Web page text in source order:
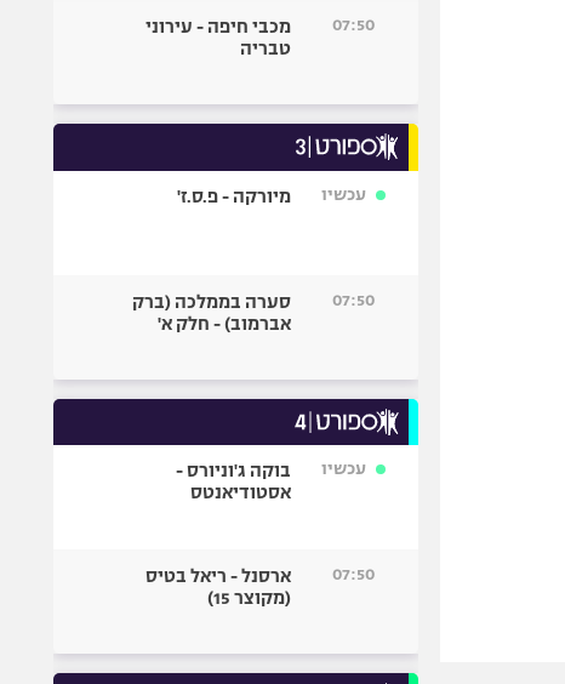
07:50
מכבי חיפה - עירוני
טבריה
עכשיו מיורקה - פ.ס.ז'
07:50
סערה בממלכה (ברק
אברמוב) - חלק א'
עכשיו
בוקה ג'וניורס -
אסטודיאנטס
07:50
ארסנל - ריאל בטיס
(מקוצר 15)